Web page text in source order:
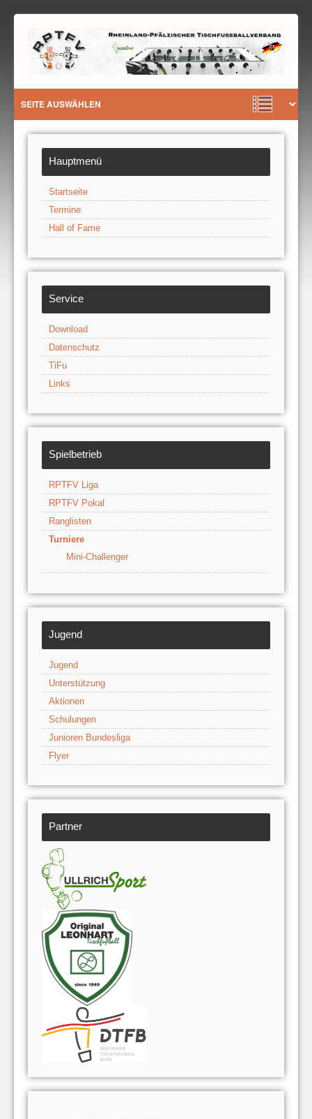
Hauptmenü
Startseite
Termine
Hall of Fame
Service
Download
Datenschutz
TiFu
Links
Spielbetrieb
RPTFV Liga
RPTFV Pokal
Ranglisten
Turniere
Mini-Challenger
Jugend
Jugend
Unterstützung
Aktionen
Schulungen
Junioren Bundesliga
Flyer
Partner